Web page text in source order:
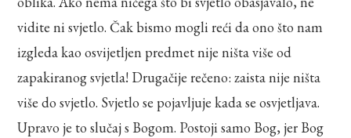
vidite ni svjetlo. Čak bismo mogli reći da ono što nam
izgleda kao osvijetljen predmet nije ništa više od
zapakiranog svjetla! Drugačije rečeno: zaista nije ništa
više do svjetlo. Svjetlo se pojavljuje kada se osvjetljava.
Upravo je to slučaj s Bogom. Postoji samo Bog, jer Bog